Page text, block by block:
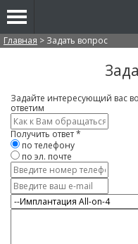
Вы здесь
Главная > Задать вопрос
Задайте интересующий вас
ответим
Имя
*
Получить ответ*
по телефону
по эл. почте
Контактный
телефон
E-
mail
Услуга
Вопрос